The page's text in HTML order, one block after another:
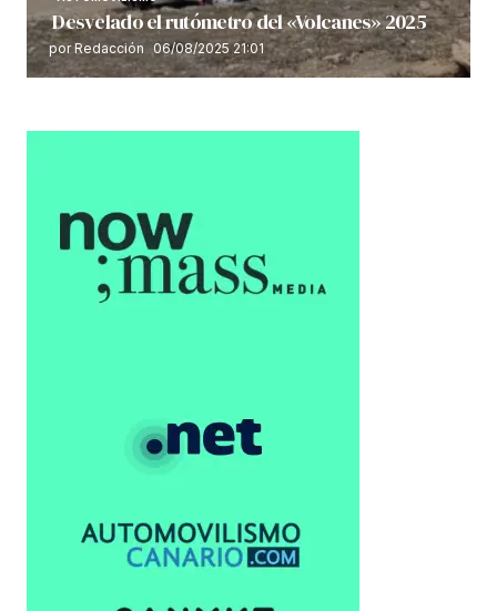
Desvelado el rutómetro del «Volcanes» 2025
por Redacción 06/08/2025 21:01